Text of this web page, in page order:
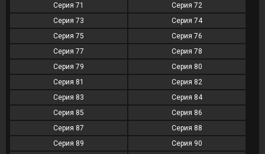
Серия 71
Серия 72
Серия 73
Серия 74
Серия 75
Серия 76
Серия 77
Серия 78
Серия 79
Серия 80
Серия 81
Серия 82
Серия 83
Серия 84
Серия 85
Серия 86
Серия 87
Серия 88
Серия 89
Серия 90